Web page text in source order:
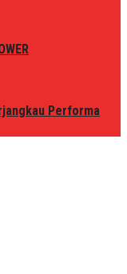
Performa